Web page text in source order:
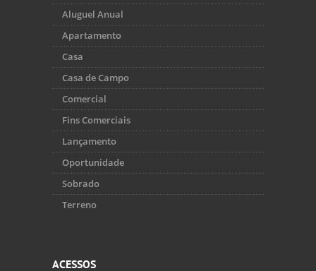
Aluguel Anual
Apartamento
Casa
Casa de Campo
Comercial
Fins Comerciais
Lançamento
Oportunidade
Sobrado
Terreno
ACESSOS